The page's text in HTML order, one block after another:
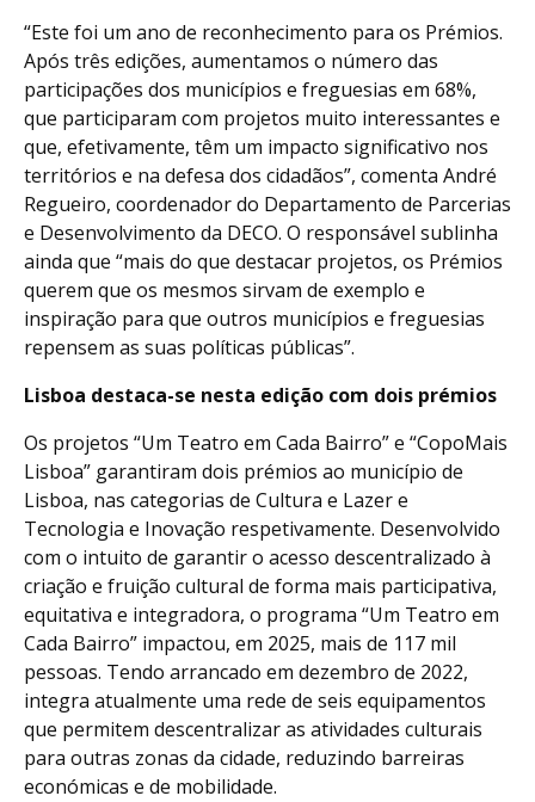
“Este foi um ano de reconhecimento para os Prémios.
Após três edições, aumentamos o número das
participações dos municípios e freguesias em 68%,
que participaram com projetos muito interessantes e
que, efetivamente, têm um impacto significativo nos
territórios e na defesa dos cidadãos”, comenta André
Regueiro, coordenador do Departamento de Parcerias
e Desenvolvimento da DECO. O responsável sublinha
ainda que “mais do que destacar projetos, os Prémios
querem que os mesmos sirvam de exemplo e
inspiração para que outros municípios e freguesias
repensem as suas políticas públicas”.
Lisboa destaca-se nesta edição com dois prémios
Os projetos “Um Teatro em Cada Bairro” e “CopoMais
Lisboa” garantiram dois prémios ao município de
Lisboa, nas categorias de Cultura e Lazer e
Tecnologia e Inovação respetivamente. Desenvolvido
com o intuito de garantir o acesso descentralizado à
criação e fruição cultural de forma mais participativa,
equitativa e integradora, o programa “Um Teatro em
Cada Bairro” impactou, em 2025, mais de 117 mil
pessoas. Tendo arrancado em dezembro de 2022,
integra atualmente uma rede de seis equipamentos
que permitem descentralizar as atividades culturais
para outras zonas da cidade, reduzindo barreiras
económicas e de mobilidade.